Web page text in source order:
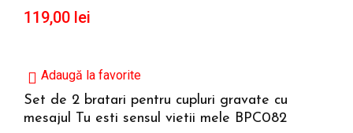
119,00 lei
Adaugă la favorite
Set de 2 bratari pentru cupluri gravate cu
mesajul Tu esti sensul vietii mele BPC082